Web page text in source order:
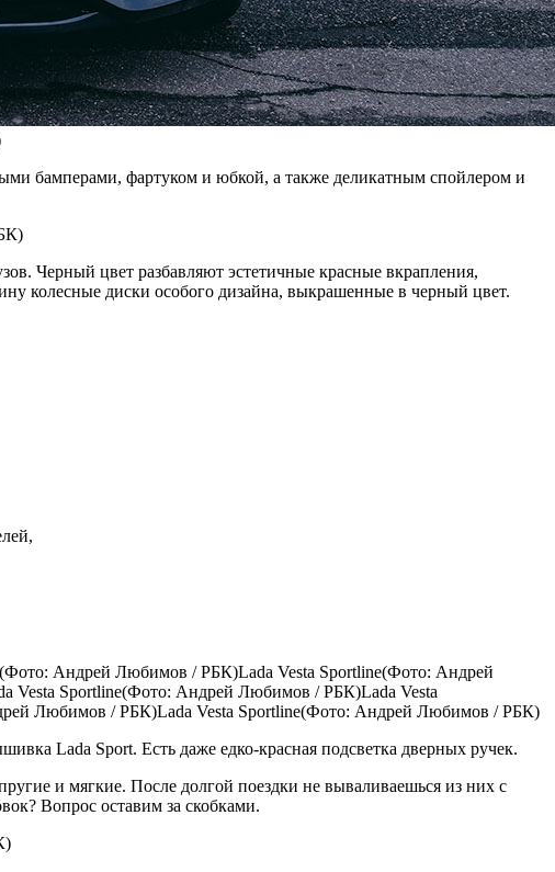
бамперами, фартуком и юбкой, а также деликатным спойлером и
Черный цвет разбавляют эстетичные красные вкрапления,
колесные диски особого дизайна, выкрашенные в черный цвет.
Андрей Любимов / РБК)Lada Vesta Sportline(Фото: Андрей
Sportline(Фото: Андрей Любимов / РБК)Lada Vesta
Любимов / РБК)Lada Vesta Sportline(Фото: Андрей Любимов / РБК)
Lada Sport. Есть даже едко-красная подсветка дверных ручек.
и мягкие. После долгой поездки не вываливаешься из них с
Вопрос оставим за скобками.